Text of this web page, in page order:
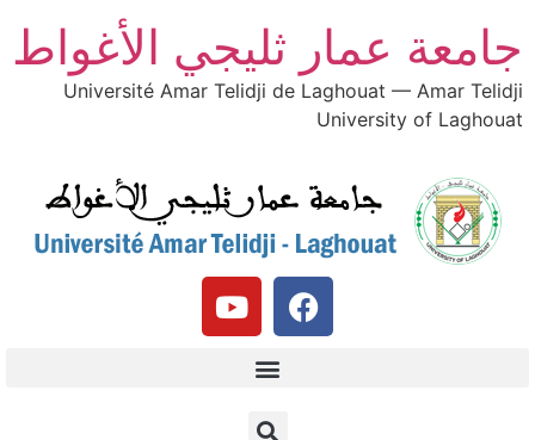
جامعة عمار ثليجي الأغواط
Université Amar Telidji de Laghouat — Amar Telidji
University of Laghouat